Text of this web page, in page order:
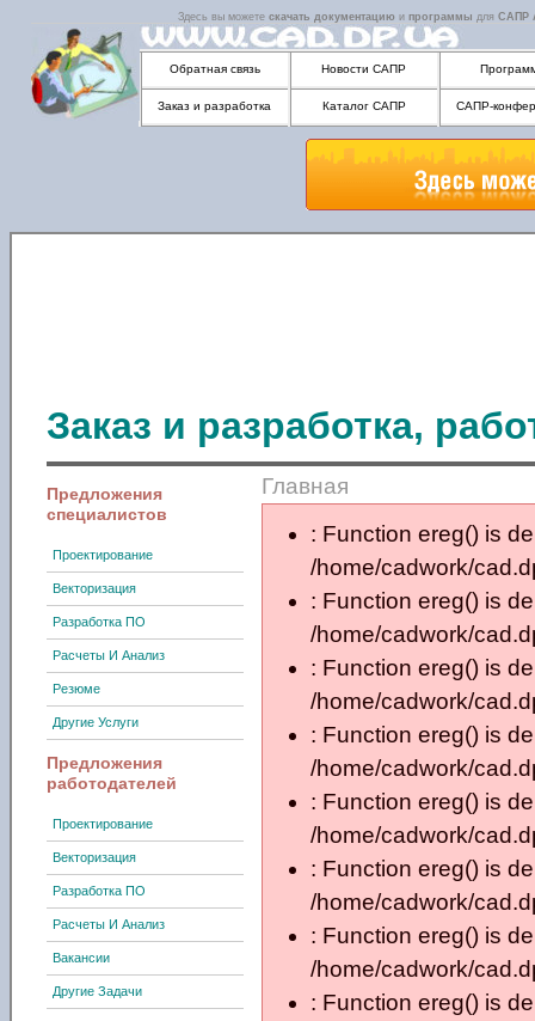
Здесь вы можете скачать документацию и программы для САПР
Обратная связь Новости САПР
Заказ и разработка Каталог САПР САПР-
Заказ и разработка,
Предложения
специалистов
Проектирование
Векторизация
Разработка ПО
Расчеты И Анализ
Резюме
Другие Услуги
Предложения
работодателей
Проектирование
Векторизация
Разработка ПО
Расчеты И Анализ
Вакансии
Другие Задачи
Главная
: Function ereg() is
/home/cadwork/
: Function ereg() is
/home/cadwork/
: Function ereg() is
/home/cadwork/
: Function ereg() is
/home/cadwork/
: Function ereg() is
/home/cadwork/
: Function ereg() is
/home/cadwork/
: Function ereg() is
/home/cadwork/
: Function ereg() is